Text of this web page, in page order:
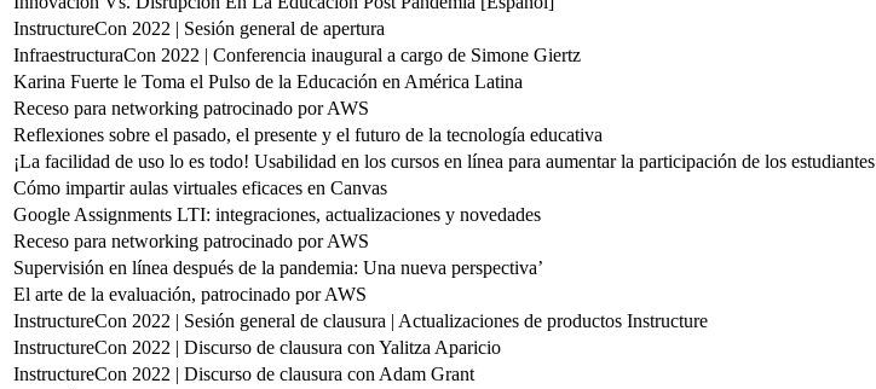
InstructureCon 2022 | Sesión general de apertura
InfraestructuraCon 2022 | Conferencia inaugural a cargo de Simone Giertz
Karina Fuerte le Toma el Pulso de la Educación en América Latina
Receso para networking patrocinado por AWS
Reflexiones sobre el pasado, el presente y el futuro de la tecnología educativa
¡La facilidad de uso lo es todo! Usabilidad en los cursos en línea para aumentar la participación de los estudiantes
Cómo impartir aulas virtuales eficaces en Canvas
Google Assignments LTI: integraciones, actualizaciones y novedades
Receso para networking patrocinado por AWS
Supervisión en línea después de la pandemia: Una nueva perspectiva’
El arte de la evaluación, patrocinado por AWS
InstructureCon 2022 | Sesión general de clausura | Actualizaciones de productos Instructure
InstructureCon 2022 | Discurso de clausura con Yalitza Aparicio
InstructureCon 2022 | Discurso de clausura con Adam Grant